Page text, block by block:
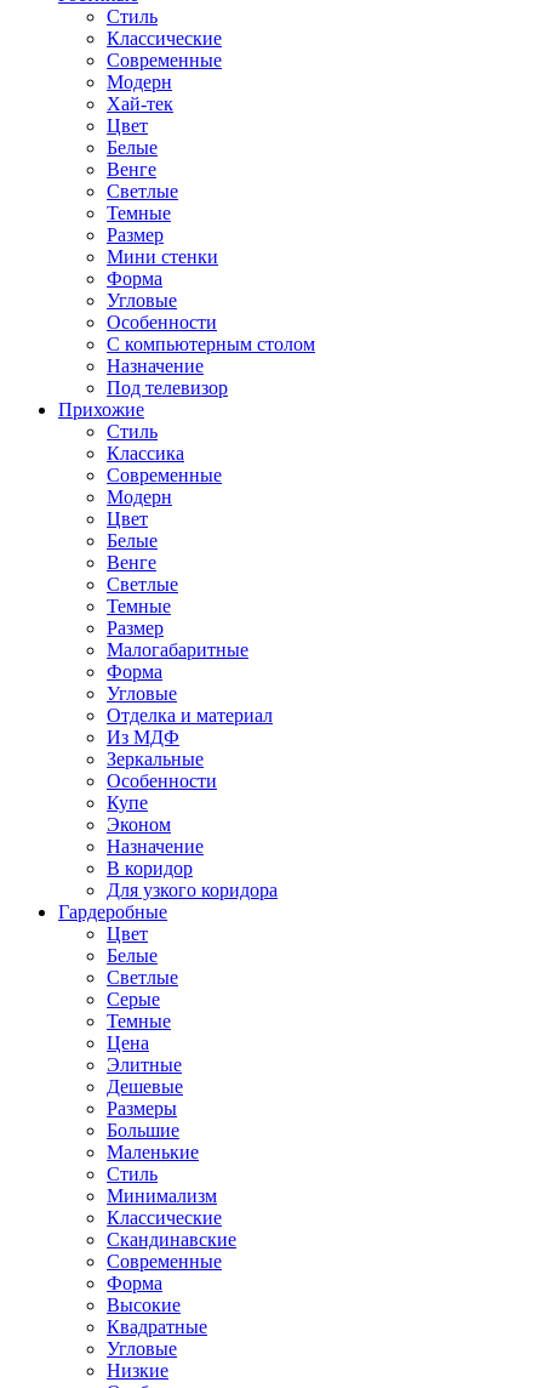
Стиль
Классические
Современные
Модерн
Хай-тек
Цвет
Белые
Венге
Светлые
Темные
Размер
Мини стенки
Форма
Угловые
Особенности
С компьютерным столом
Назначение
Под телевизор
Прихожие
Стиль
Классика
Современные
Модерн
Цвет
Белые
Венге
Светлые
Темные
Размер
Малогабаритные
Форма
Угловые
Отделка и материал
Из МДФ
Зеркальные
Особенности
Купе
Эконом
Назначение
В коридор
Для узкого коридора
Гардеробные
Цвет
Белые
Светлые
Серые
Темные
Цена
Элитные
Дешевые
Размеры
Большие
Маленькие
Стиль
Минимализм
Классические
Скандинавские
Современные
Форма
Высокие
Квадратные
Угловые
Низкие